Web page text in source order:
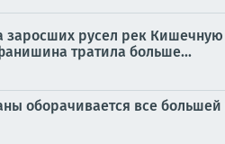
русел рек
тратила больше...
оборачивается все большей